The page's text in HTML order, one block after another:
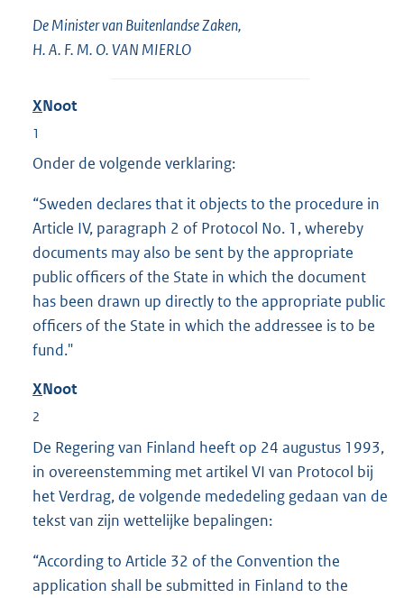
De Minister van Buitenlandse Zaken,
H. A. F. M. O. VAN MIERLO
XNoot
1
Onder de volgende verklaring:
“Sweden declares that it objects to the procedure in
Article IV, paragraph 2 of Protocol No. 1, whereby
documents may also be sent by the appropriate
public officers of the State in which the document
has been drawn up directly to the appropriate public
officers of the State in which the addressee is to be
fund."
XNoot
2
De Regering van Finland heeft op 24 augustus 1993,
in overeenstemming met artikel VI van Protocol bij
het Verdrag, de volgende mededeling gedaan van de
tekst van zijn wettelijke bepalingen:
“According to Article 32 of the Convention the
application shall be submitted in Finland to the